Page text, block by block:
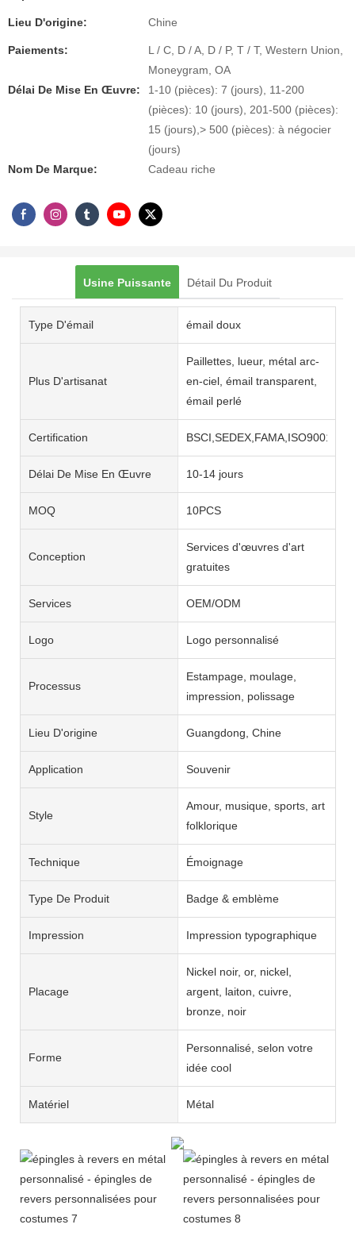
Lieu D'origine: Chine
Paiements:
L / C, D / A, D / P, T / T, Western Union,
Moneygram, OA
Délai De Mise En Œuvre:
1-10 (pièces): 7 (jours), 11-200
(pièces): 10 (jours), 201-500 (pièces):
15 (jours),> 500 (pièces): à négocier
(jours)
Nom De Marque:
Cadeau riche
Usine Puissante Détail Du Produit
Type D'émail émail doux
Plus D'artisanat
Paillettes, lueur, métal arc-
en-ciel, émail transparent,
émail perlé
Certification
Délai De Mise En Œuvre 10-14 jours
MOQ 10PCS
Conception
Services d'œuvres d'art
gratuites
Services OEM/ODM
Logo Logo personnalisé
Processus
Estampage, moulage,
impression, polissage
Lieu D'origine Guangdong, Chine
Application Souvenir
Style
Amour, musique, sports, art
folklorique
Technique Émoignage
Type De Produit Badge & emblème
Impression Impression typographique
Placage
Nickel noir, or, nickel,
argent, laiton, cuivre,
bronze, noir
Forme
Personnalisé, selon votre
idée cool
Matériel Métal